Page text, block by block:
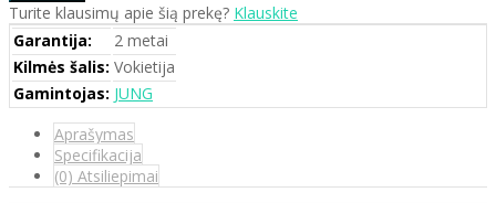
Turite klausimų apie šią prekę? Klauskite
Garantija:
2 metai
Kilmės šalis: Vokietija
Gamintojas: JUNG
Aprašymas
Specifikacija
(0) Atsiliepimai